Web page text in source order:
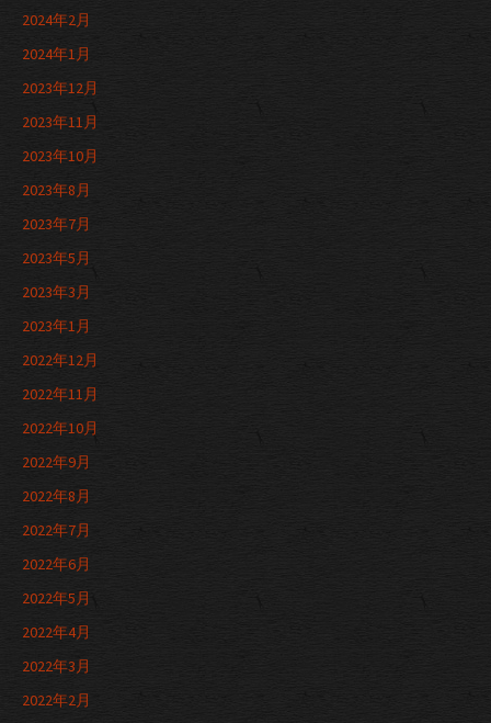
2024年2月
2024年1月
2023年12月
2023年11月
2023年10月
2023年8月
2023年7月
2023年5月
2023年3月
2023年1月
2022年12月
2022年11月
2022年10月
2022年9月
2022年8月
2022年7月
2022年6月
2022年5月
2022年4月
2022年3月
2022年2月